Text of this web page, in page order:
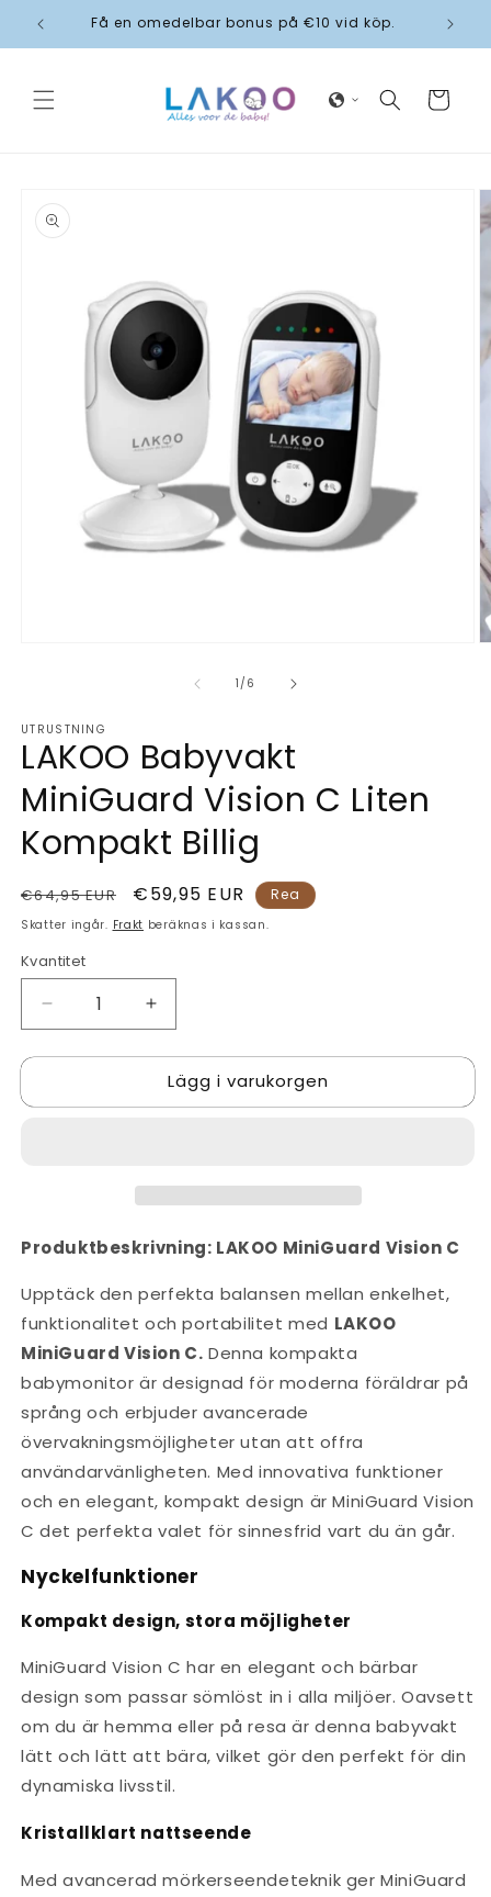
vidare
till
innehåll
Få en omedelbar bonus på €10 vid köp.
Varukorg
1/av
6
UTRUSTNING
LAKOO Babyvakt
MiniGuard Vision C Liten
Kompakt Billig
Ordinarie
pris
€64,95 EUR Försäljningspris
€59,95 EUR Rea
Skatter ingår. Frakt beräknas i kassan.
Kvantitet
Minska
kvantitet
för
Babyvakt
Billigt
Öka
kvantitet
för
LAKOO
Babyvakt
Billigt
Lägg i varukorgen
Produktbeskrivning: LAKOO MiniGuard Vision C
Upptäck den perfekta balansen mellan enkelhet,
funktionalitet och portabilitet med LAKOO
MiniGuard Vision C. Denna kompakta
babymonitor är designad för moderna föräldrar på
språng och erbjuder avancerade
övervakningsmöjligheter utan att offra
användarvänligheten. Med innovativa funktioner
och en elegant, kompakt design är MiniGuard Vision
C det perfekta valet för sinnesfrid vart du än går.
Nyckelfunktioner
Kompakt design, stora möjligheter
MiniGuard Vision C har en elegant och bärbar
design som passar sömlöst in i alla miljöer. Oavsett
om du är hemma eller på resa är denna babyvakt
lätt och lätt att bära, vilket gör den perfekt för din
dynamiska livsstil.
Kristallklart nattseende
Med avancerad mörkerseendeteknik ger MiniGuard